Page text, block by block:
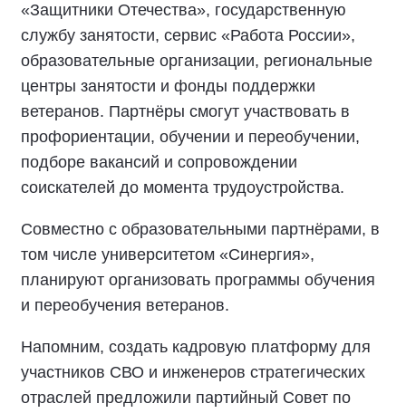
«Защитники Отечества», государственную
службу занятости, сервис «Работа России»,
образовательные организации, региональные
центры занятости и фонды поддержки
ветеранов. Партнёры смогут участвовать в
профориентации, обучении и переобучении,
подборе вакансий и сопровождении
соискателей до момента трудоустройства.
Совместно с образовательными партнёрами, в
том числе университетом «Синергия»,
планируют организовать программы обучения
и переобучения ветеранов.
Напомним, создать кадровую платформу для
участников СВО и инженеров стратегических
отраслей предложили партийный Совет по